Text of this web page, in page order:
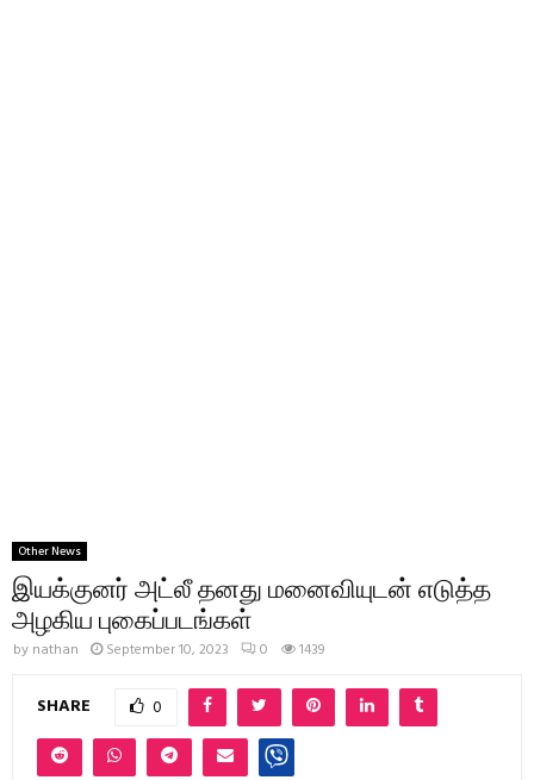
Other News
இயக்குனர் அட்லீ தனது மனைவியுடன் எடுத்த
அழகிய புகைப்படங்கள்
by nathan September 10, 2023 0 1439
SHARE 0